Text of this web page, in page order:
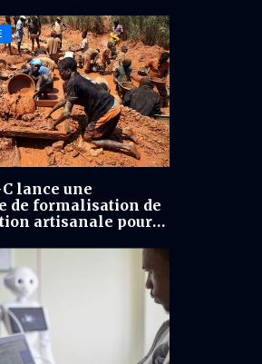
lance une
de formalisation de
artisanale pour